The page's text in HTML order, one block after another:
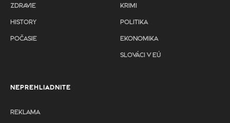
ZDRAVIE
HISTORY
POČASIE
KRIMI
POLITIKA
EKONOMIKA
SLOVÁCI V EÚ
NEPREHLIADNITE
REKLAMA